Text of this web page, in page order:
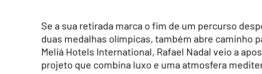
Se a sua retirada marca o fim de um percurso
duas medalhas olímpicas, também abre caminho
Meliá Hotels International, Rafael Nadal veio a
projeto que combina luxo e uma atmosfera